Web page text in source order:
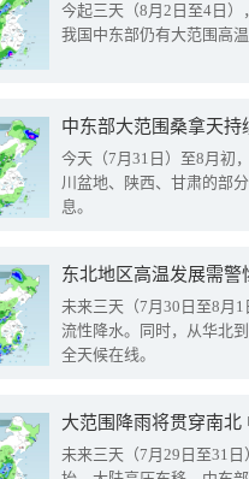
今起三天（8月2日至4日
我国中东部仍有大范围高
中东部大范围桑拿天
今天（7月31日）至8月初
川盆地、陕西、甘肃的部
息。
东北地区高温发展需
未来三天（7月30日至8月
流性降水。同时，从华北
全天候在线。
大范围降雨将贯穿南
未来三天（7月29日至31